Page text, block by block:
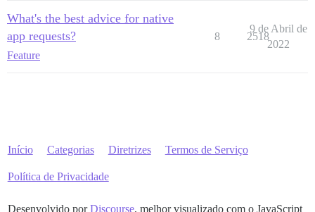
What's the best advice for native
app requests?
Feature
8 2518
9 de Abril de
2022
Início Categorias Diretrizes Termos de Serviço
Política de Privacidade
Desenvolvido porDiscourse, melhor visualizado com o JavaScript